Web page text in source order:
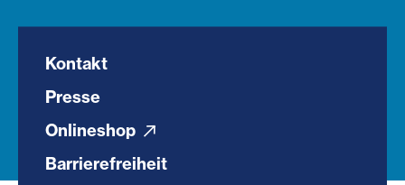
Kontakt
Presse
Onlineshop
Barrierefreiheit